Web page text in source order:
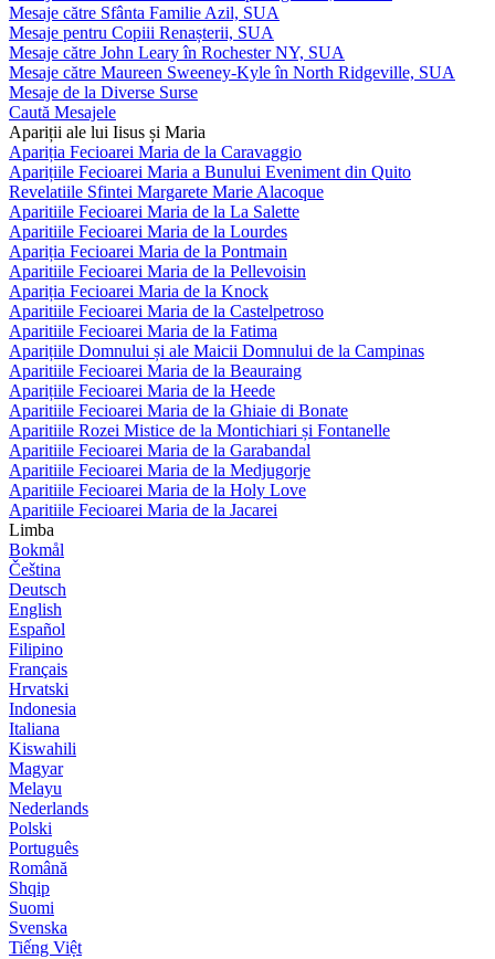
Mesaje către Sfânta Familie Azil, SUA
Mesaje pentru Copiii Renașterii, SUA
Mesaje către John Leary în Rochester NY, SUA
Mesaje către Maureen Sweeney-Kyle în North Ridgeville, SUA
Mesaje de la Diverse Surse
Caută Mesajele
Apariții ale lui Iisus și Maria
Apariția Fecioarei Maria de la Caravaggio
Aparițiile Fecioarei Maria a Bunului Eveniment din Quito
Revelatiile Sfintei Margarete Marie Alacoque
Aparitiile Fecioarei Maria de la La Salette
Aparitiile Fecioarei Maria de la Lourdes
Apariția Fecioarei Maria de la Pontmain
Aparitiile Fecioarei Maria de la Pellevoisin
Apariția Fecioarei Maria de la Knock
Aparitiile Fecioarei Maria de la Castelpetroso
Aparitiile Fecioarei Maria de la Fatima
Aparițiile Domnului și ale Maicii Domnului de la Campinas
Aparitiile Fecioarei Maria de la Beauraing
Aparițiile Fecioarei Maria de la Heede
Aparitiile Fecioarei Maria de la Ghiaie di Bonate
Aparitiile Rozei Mistice de la Montichiari și Fontanelle
Aparitiile Fecioarei Maria de la Garabandal
Aparitiile Fecioarei Maria de la Medjugorje
Aparitiile Fecioarei Maria de la Holy Love
Aparitiile Fecioarei Maria de la Jacarei
Limba
Bokmål
Čeština
Deutsch
English
Español
Filipino
Français
Hrvatski
Indonesia
Italiana
Kiswahili
Magyar
Melayu
Nederlands
Polski
Português
Română
Shqip
Suomi
Svenska
Tiếng Việt